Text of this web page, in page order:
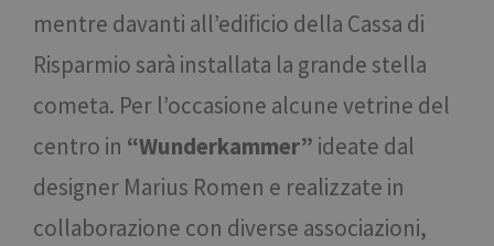
mentre davanti all’edificio della Cassa di
Risparmio sarà installata la grande stella
cometa. Per l’occasione alcune vetrine del
centro in “Wunderkammer” ideate dal
designer Marius Romen e realizzate in
collaborazione con diverse associazioni,